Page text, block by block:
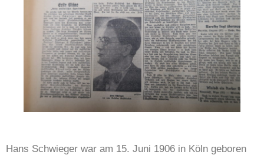
Hans Schwieger war am 15. Juni 1906 in Köln geboren